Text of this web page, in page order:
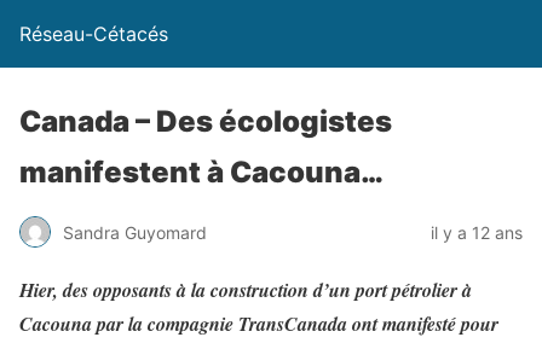
Réseau-Cétacés
Canada – Des écologistes
manifestent à Cacouna…
Sandra Guyomard il y a 12 ans
Hier, des opposants à la construction d’un port pétrolier à
Cacouna par la compagnie TransCanada ont manifesté pour